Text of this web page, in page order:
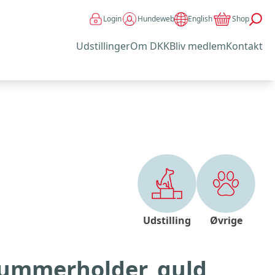
Login Hundeweb English Shop
UdstillingerOm DKKBliv medlemKontakt
Udstilling Øvrige
guld